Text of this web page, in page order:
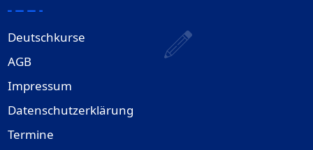
Deutschkurse
AGB
Impressum
Datenschutzerklärung
Termine